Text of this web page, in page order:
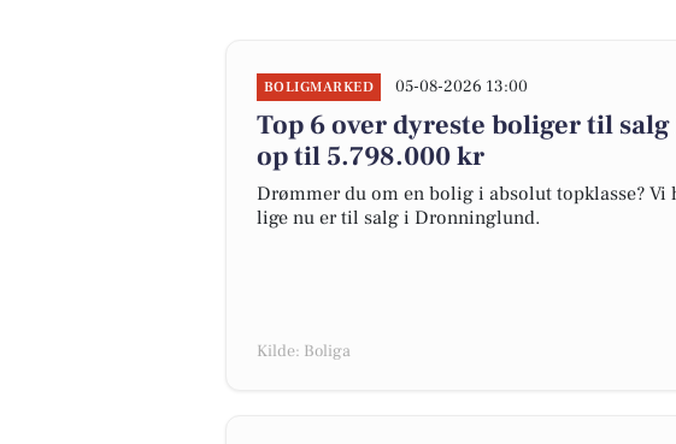
BOLIGMARKED 05-08-2026 13:00
Top 6 over dyreste boliger til
op til 5.798.000 kr
Drømmer du om en bolig i absolut topklasse? Vi
lige nu er til salg i Dronninglund.
Kilde: Boliga